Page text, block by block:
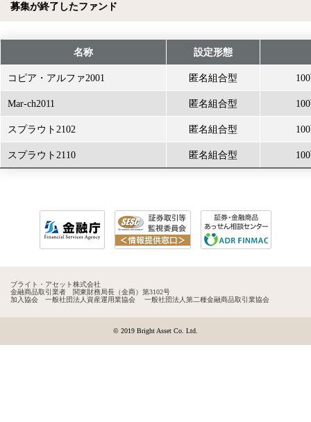
募集が終了したファンド
名称 設定形態
コピア・アルファ2001 匿名組合型
Mar-ch2011 匿名組合型
スプラウト2102 匿名組合型
スプラウト2110 匿名組合型
ブライト・アセット株式会社
金融商品取引業者 関東財務局長（金商）第3102号
加入協会 一般社団法人資産運用業協会 一般社団法人第二種金融商品取引業協会
© 2019 Bright Asset Co. Ltd.